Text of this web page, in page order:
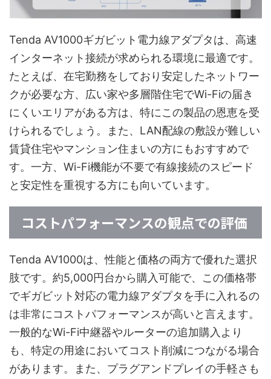
Tenda AV1000ギガビット電力線アダプタは、高速
インターネット接続が求められる環境に最適です。
たとえば、在宅勤務をしており安定したネットワー
クが必要な方、広い家や多層階住宅でWi-Fiの届き
にくいエリアがある方は、特にこの製品の恩恵を受
けられるでしょう。また、LAN配線の敷設が難しい
賃貸住宅やマンション住まいの方にもおすすめで
す。一方、Wi-Fi機能が不要で有線接続のスピード
と安定性を重視する方にも向いています。
コストパフォーマンスの観点での評価
Tenda AV1000は、性能と価格の両方で優れた選択
肢です。約5,000円台から購入可能で、この価格帯
でギガビット対応の電力線アダプタを手に入れるの
は非常にコストパフォーマンスが高いと言えます。
一般的なWi-Fi中継器やルーターの追加購入より
も、特定の用途においてコスト削減につながる場合
があります。また、プラグアンドプレイの手軽さも